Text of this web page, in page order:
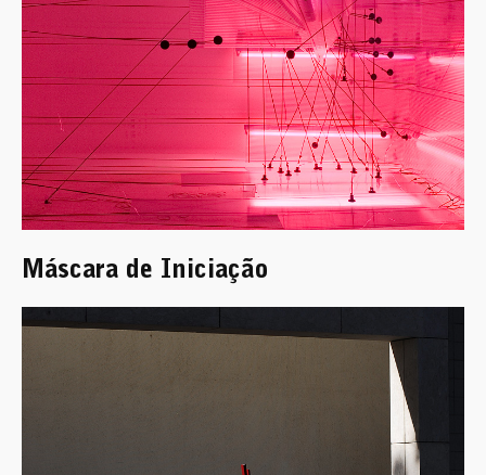
Máscara de Iniciação